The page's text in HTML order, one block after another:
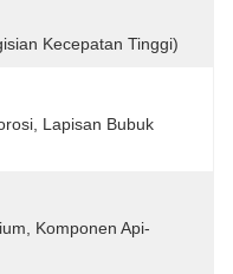
Kecepatan Tinggi)
Lapisan Bubuk
Komponen Api-